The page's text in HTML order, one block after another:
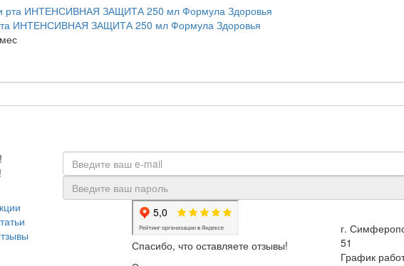
ИНТЕНСИВНАЯ ЗАЩИТА 250 мл Формула Здоровья
Спасибо, что оставляете отзывы!
г.
51
График